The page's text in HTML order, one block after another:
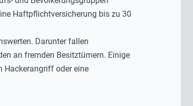
Haftpflichtversicherung bis zu 30
Darunter fallen
an fremden Besitztümern. Einige
Hackerangriff oder eine